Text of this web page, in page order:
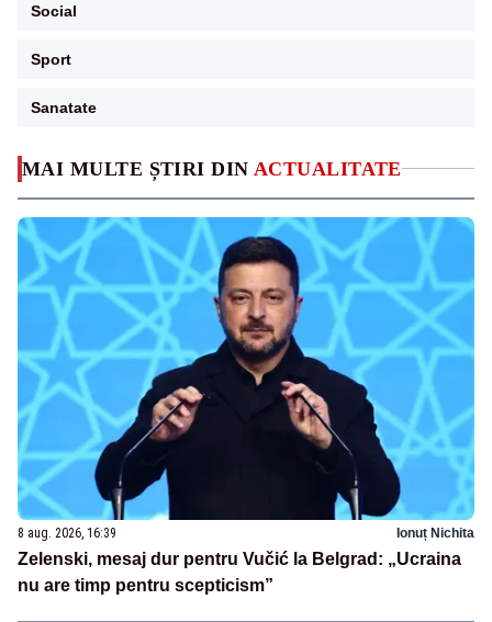
MAI MULTE ȘTIRI DIN ACTUALITATE
8 aug. 2026, 16:39 Ionuț Nichita
Zelenski, mesaj dur pentru Vučić la Belgrad: „Ucraina
nu are timp pentru scepticism”
Social
Sport
Sanatate